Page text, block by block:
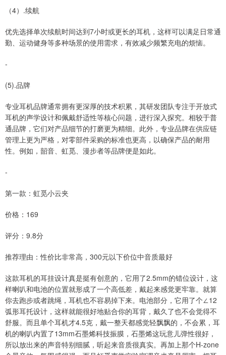
（4）.续航
优先选择单次续航时间达到7小时或更长的耳机，这样可以满足日常通
勤、运动健身等多种场景的使用需求，有效减少频繁充电的烦恼。
-
(5).品牌
专业耳机品牌通常拥有更深厚的技术积累，其研发团队专注于开放式
耳机的声学设计和佩戴舒适性等核心问题，进行深入探究。相较于普
通品牌，它们对产品细节的打磨更为精细。此外，专业品牌在供应链
管理上更为严格，对零部件采购的标准也更高，以确保产品的耐用
性。例如，韶音、虹觅、漫步者等品牌便是如此。
-
第一款：虹觅小云夹
价格：169
评分：9.8分
推荐理由：性价比非常高，300元以下价位中音质最好
这款耳机的耳挂设计真是挺有创意的，它用了2.5mm的错位设计，这
样喇叭和电池的位置就形成了一个高低差，戴起来感觉更牢靠。就算
你去跑步或者跳绳，耳机也不容易掉下来。电池部分，它用了个∠12
弧形耳托设计，这样就能很好地贴合你的耳背，戴久了也不会觉得不
舒服。而且单个耳机才4.5克，戴一整天都感觉轻飘飘的，不会累，耳
机的喇叭内置了13mm石墨烯科技振膜，石墨烯这玩意儿弹性很好，
所以放出来的声音特别细腻，听起来音质很真实。再加上那个H-zone